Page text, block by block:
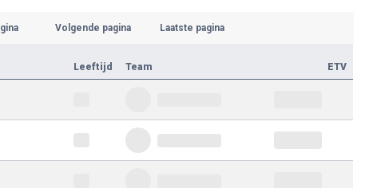
Volgende pagina Laatste pagina
Leeftijd Team ETV